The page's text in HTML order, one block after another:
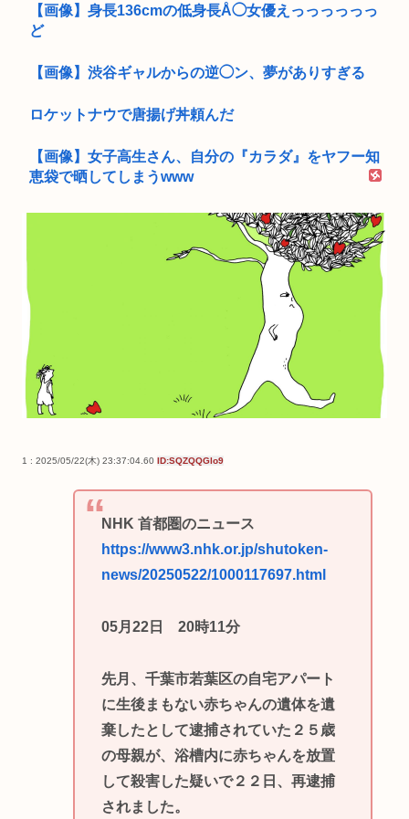
【画像】身長136cmの低身長Å◯女優えっっっっっっ
ど
【画像】渋谷ギャルからの逆◯ン、夢がありすぎる
ロケットナウで唐揚げ丼頼んだ
【画像】女子高生さん、自分の『カラダ』をヤフー知
恵袋で晒してしまうwww
1 : 2025/05/22(木) 23:37:04.60 ID:SQZQQGlo9
NHK 首都圏のニュース
https://www3.nhk.or.jp/shutoken-
news/20250522/1000117697.html
05月22日 20時11分
先月、千葉市若葉区の自宅アパート
に生後まもない赤ちゃんの遺体を遺
棄したとして逮捕されていた２５歳
の母親が、浴槽内に赤ちゃんを放置
して殺害した疑いで２２日、再逮捕
されました。